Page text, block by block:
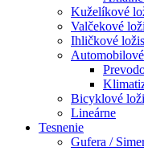
Kuželíkové
Valčekové
Ihličkové
Bicyklové
Lineárne
Tesnenie
Gufera /